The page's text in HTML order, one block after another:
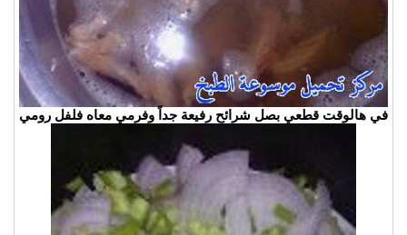
في هالوقت قطعي بصل شرائح رفيعة جداً وفرمي معاه فلفل رومي